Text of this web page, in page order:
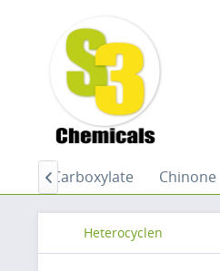
Carboxylate Chinone

Heterocyclen